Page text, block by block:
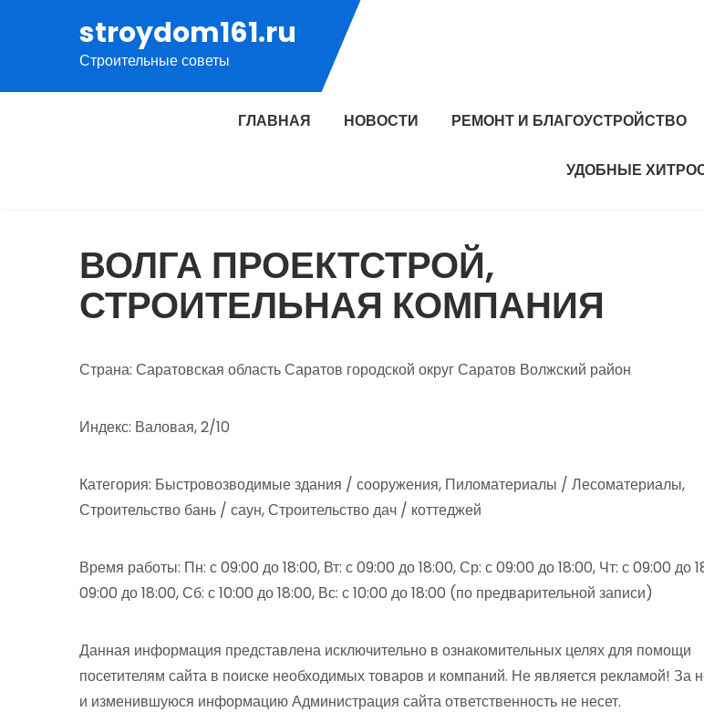
содержимому
stroydom161.ru
Строительные советы
ГЛАВНАЯ НОВОСТИ РЕМОНТ И БЛАГОУСТРОЙСТВО
УДОБНЫЕ
ВОЛГА ПРОЕКТСТРОЙ,
СТРОИТЕЛЬНАЯ КОМПАНИЯ
Страна: Саратовская область Саратов городской округ Саратов Волжский район
Индекс: Валовая, 2/10
Категория: Быстровозводимые здания / сооружения, Пиломатериалы / Лесоматериалы,
Строительство бань / саун, Строительство дач / коттеджей
Время работы: Пн: с 09:00 до 18:00, Вт: с 09:00 до 18:00, Ср: с 09:00 до 18:00, Чт: с 09:00 до
09:00 до 18:00, Сб: с 10:00 до 18:00, Вс: с 10:00 до 18:00 (по предварительной записи)
Данная информация представлена исключительно в ознакомительных целях для помощи
посетителям сайта в поиске необходимых товаров и компаний. Не является рекламой! За
и изменившуюся информацию Администрация сайта ответственность не несет.